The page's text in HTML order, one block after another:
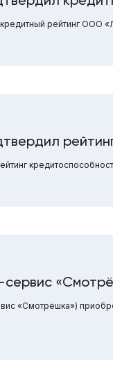
рейтинг ООО
«Смотрёшка»)